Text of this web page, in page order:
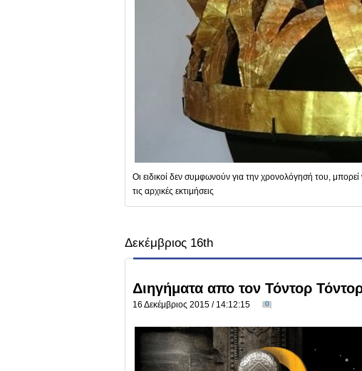
Οι ειδικοί δεν συμφωνούν για την χρονολόγησή του,
τις αρχικές εκτιμήσεις
Δεκέμβριος 16th
Διηγήματα απο τον Τόντορ
16 Δεκέμβριος 2015 / 14:12:15 0